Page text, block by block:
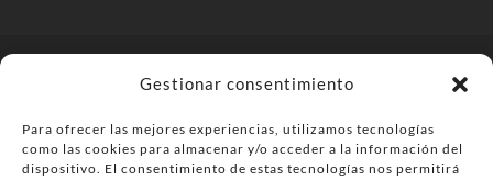
Gestionar consentimiento
Para ofrecer las mejores experiencias, utilizamos tecnologías
como las cookies para almacenar y/o acceder a la información del
dispositivo. El consentimiento de estas tecnologías nos permitirá
comarca del Bierzo
Anúnciate
Más información sobre las cookies
Envía tu negocio
Contacta Política de privacidad